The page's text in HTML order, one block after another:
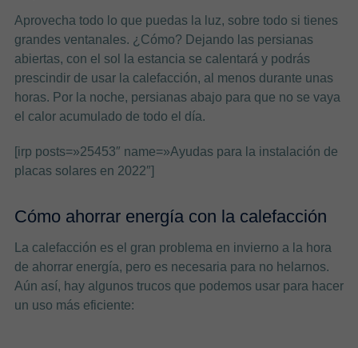
Aprovecha todo lo que puedas la luz, sobre todo si tienes
grandes ventanales. ¿Cómo? Dejando las persianas
abiertas, con el sol la estancia se calentará y podrás
prescindir de usar la calefacción, al menos durante unas
horas. Por la noche, persianas abajo para que no se vaya
el calor acumulado de todo el día.
[irp posts=»25453″ name=»Ayudas para la instalación de
placas solares en 2022″]
Cómo ahorrar energía con la calefacción
La calefacción es el gran problema en invierno a la hora
de ahorrar energía, pero es necesaria para no helarnos.
Aún así, hay algunos trucos que podemos usar para hacer
un uso más eficiente: